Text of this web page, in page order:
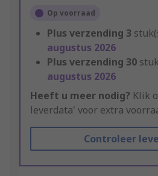
Op voorraad
Plus verzending 3
augustus 2026
Plus verzending 30
augustus 2026
Heeft u meer nodig? Klik
leverdata' voor extra
Controleer